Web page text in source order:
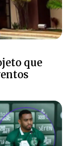
que